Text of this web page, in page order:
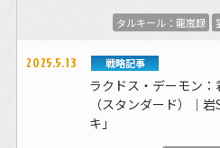
タルキール：龍嵐録
2025.5.13 戦略記事
ラクドス・デーモン：
（スタンダード）｜
キ」